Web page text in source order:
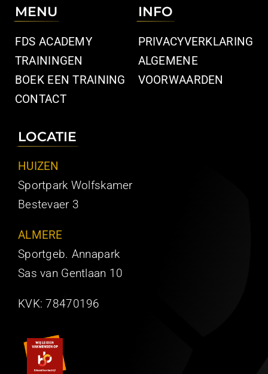
MENU
FDS ACADEMY
TRAININGEN
BOEK EEN TRAINING
CONTACT
INFO
PRIVACYVERKLARING
ALGEMENE
VOORWAARDEN
LOCATIE
HUIZEN
Sportpark Wolfskamer
Bestevaer 3
ALMERE
Sportgeb. Annapark
Sas van Gentlaan 10
KVK:78470196